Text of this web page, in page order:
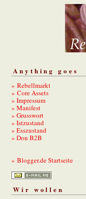
Anything goes
» Rebellmarkt
» Core Assets
» Impressum
» Manifest
» Grusswort
» Istzustand
» Esszustand
» Don B2B
» Blogger.de Startseite
Wir wollen